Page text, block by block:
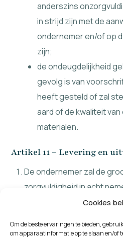
Cookies
Om de beste ervaringen te bieden,
om apparaatinformatie op te slaan en/of
anderszins
in strijd zijn met de
ondernemer en/of op
zijn;
de ondeugdelijkheid
gevolg is van
heeft gesteld of zal
aard of de kwaliteit
materialen.
Artikel 11 – Levering en
De ondernemer zal de
zorgvuldigheid in acht
nemen en bij de
verlening van diensten.